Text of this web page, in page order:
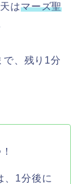
はマーズ聖
で、残り1分
、1分後に